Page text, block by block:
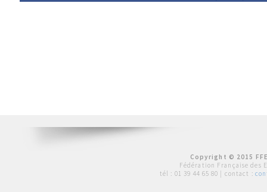
Copyright © 2015
Fédération Française des
tél : 01 39 44 65 80 | contact :